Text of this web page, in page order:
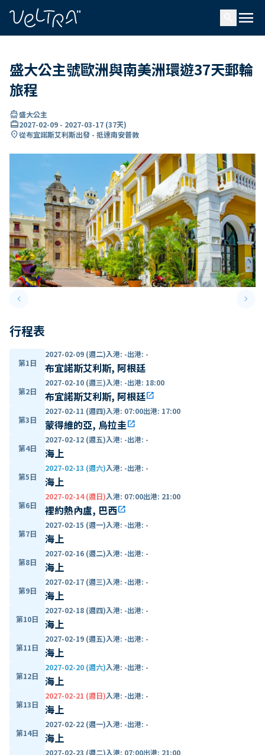
menu
盛大公主號歐洲與南美洲環遊37天郵輪
旅程
directions_boat盛大公主
card_travel2027-02-09 - 2027-03-17 (37天)
location_on從布宜諾斯艾利斯出發 - 抵達南安普敦
keyboard_arrow_leftPrevious slide keyboard_arrow_right
行程表
第1日
2027-02-09 (週二)入港: -出港: -
布宜諾斯艾利斯, 阿根廷
第2日
2027-02-10 (週三)入港: -出港: 18:00
布宜諾斯艾利斯, 阿根廷open_in_new
第3日
2027-02-11 (週四)入港: 07:00出港: 17:00
蒙得維的亞, 烏拉圭open_in_new
第4日
2027-02-12 (週五)入港: -出港: -
海上
第5日
2027-02-13 (週六)入港: -出港: -
海上
第6日
2027-02-14 (週日)入港: 07:00出港: 21:00
裡約熱內盧, 巴西open_in_new
第7日
2027-02-15 (週一)入港: -出港: -
海上
第8日
2027-02-16 (週二)入港: -出港: -
海上
第9日
2027-02-17 (週三)入港: -出港: -
海上
第10日
2027-02-18 (週四)入港: -出港: -
海上
第11日
2027-02-19 (週五)入港: -出港: -
海上
第12日
2027-02-20 (週六)入港: -出港: -
海上
第13日
2027-02-21 (週日)入港: -出港: -
海上
第14日
2027-02-22 (週一)入港: -出港: -
海上
2027-02-23 (週二)入港: 07:00出港: 21:00